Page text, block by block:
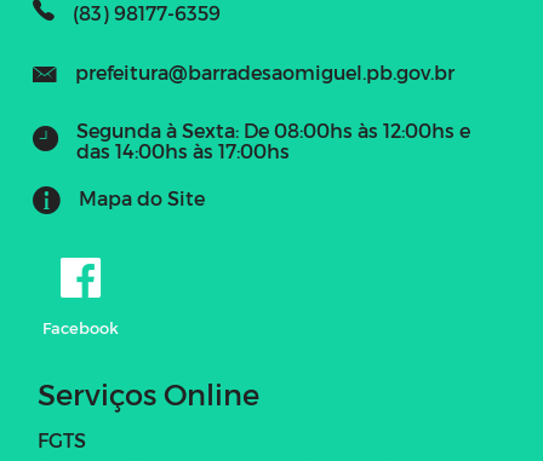
(83) 98177-6359
prefeitura@barradesaomiguel.pb.gov.br
Segunda à Sexta: De 08:00hs às 12:00hs e
das 14:00hs às 17:00hs
Mapa do Site
Facebook
Serviços Online
FGTS